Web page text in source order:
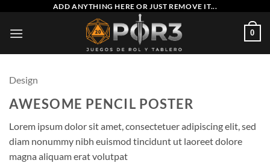
contenido
ADD ANYTHING HERE OR JUST REMOVE IT...
0
Design
AWESOME PENCIL POSTER
Lorem ipsum dolor sit amet, consectetuer adipiscing elit, sed
diam nonummy nibh euismod tincidunt ut laoreet dolore
magna aliquam erat volutpat